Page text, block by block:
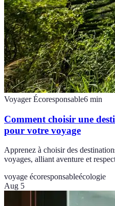
Voyager Écoresponsable6 min
Comment choisir une
pour votre voyage
Apprenez à choisir des
voyages, alliant aventure et
voyage écoresponsableécologie
Aug 5